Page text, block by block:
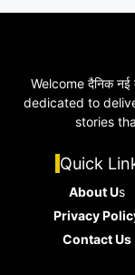
Welcome दैनिक नई
dedicated to
stories
Quick
About Us
Privacy
Contact Us